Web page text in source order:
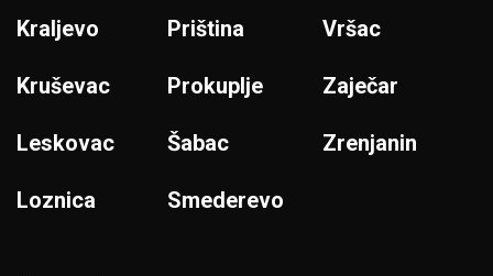
Kraljevo
Kruševac
Leskovac
Loznica
Priština
Prokuplje
Šabac
Smederevo
Vršac
Zaječar
Zrenjanin